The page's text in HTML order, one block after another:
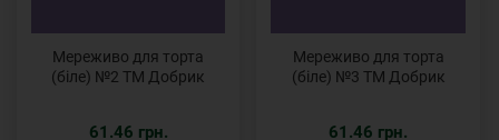
Мереживо для торта
(біле) №2 ТМ Добрик
61.46 грн.
Мереживо для торта
(біле) №3 ТМ Добрик
61.46 грн.